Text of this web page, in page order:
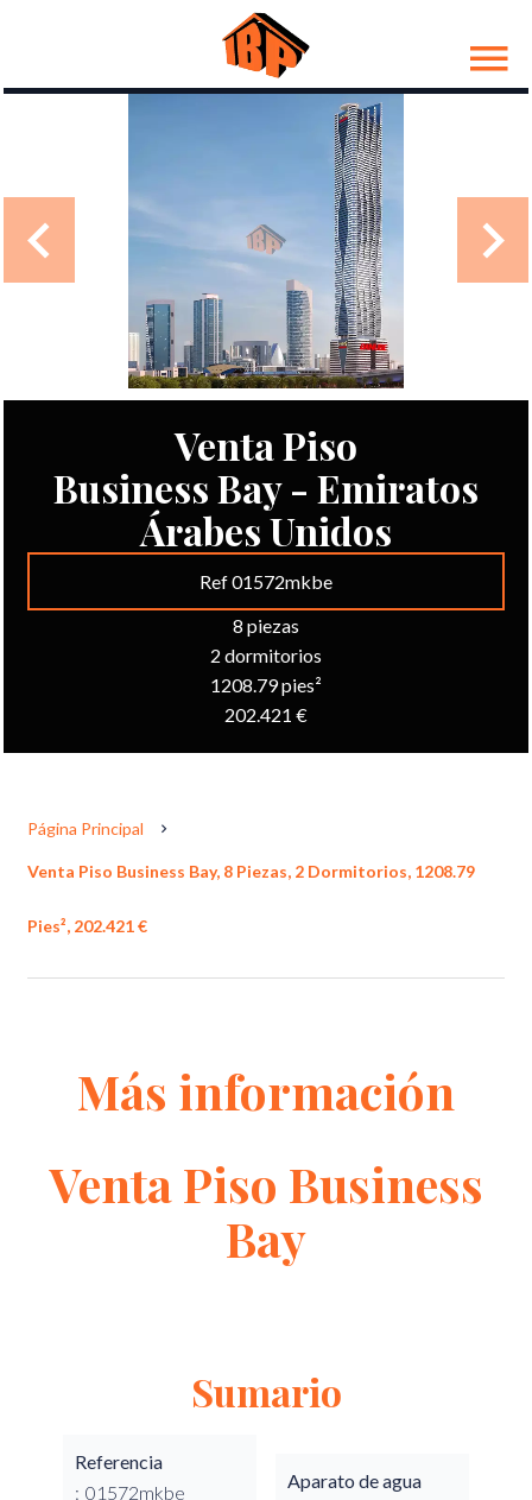
Venta Piso
Business Bay - Emiratos
Árabes Unidos
Ref 01572mkbe
8 piezas
2 dormitorios
1208.79 pies²
202.421 €
Página Principal
Venta Piso Business Bay, 8 Piezas, 2 Dormitorios, 1208.79
Pies², 202.421 €
Más información
Venta Piso Business
Bay
Sumario
Referencia
01572mkbe
Aparato de agua